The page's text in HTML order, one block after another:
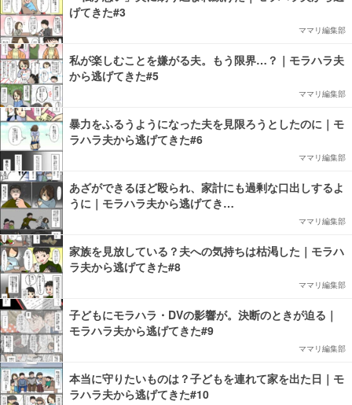
げてきた#3
ママリ編集部
私が楽しむことを嫌がる夫。もう限界…？｜モラハラ夫
から逃げてきた#5
ママリ編集部
暴力をふるうようになった夫を見限ろうとしたのに｜モ
ラハラ夫から逃げてきた#6
ママリ編集部
あざができるほど殴られ、家計にも過剰な口出しするよ
うに｜モラハラ夫から逃げてき…
ママリ編集部
家族を見放している？夫への気持ちは枯渇した｜モラハ
ラ夫から逃げてきた#8
ママリ編集部
子どもにモラハラ・DVの影響が。決断のときが迫る｜
モラハラ夫から逃げてきた#9
ママリ編集部
本当に守りたいものは？子どもを連れて家を出た日｜モ
ラハラ夫から逃げてきた#10